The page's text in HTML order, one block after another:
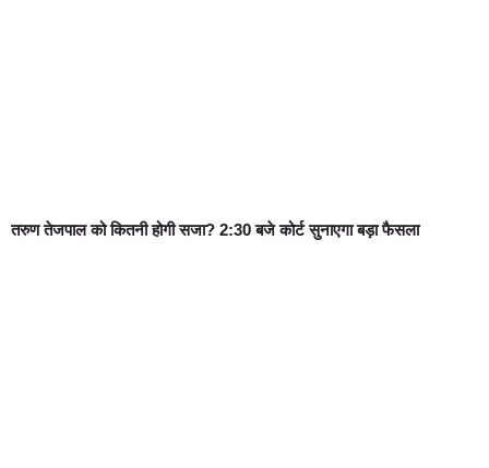
तरुण तेजपाल को कितनी होगी सजा? 2:30 बजे कोर्ट सुनाएगा बड़ा फैसला